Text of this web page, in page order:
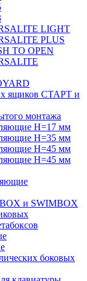
LIGHT
PLUS
TO OPEN
ящиков СТАРТ и
монтажа
H=17 мм
H=35 мм
H=45 мм
H=45 мм
и SWIMBOX
боковых